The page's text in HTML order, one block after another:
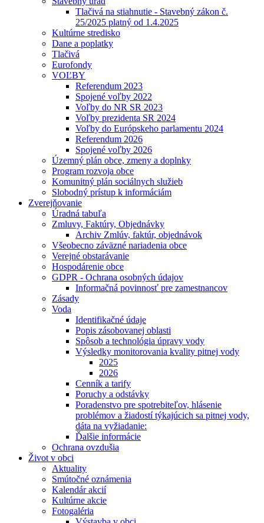
Tlačivá na stiahnutie - Stavebný zákon č.
25/2025 platný od 1.4.2025
Kultúrne stredisko
Dane a poplatky
Tlačivá
Eurofondy
VOĽBY
Referendum 2023
Spojené voľby 2022
Voľby do NR SR 2023
Voľby prezidenta SR 2024
Voľby do Európskeho parlamentu 2024
Referendum 2026
Spojené voľby 2026
Územný plán obce, zmeny a doplnky
Program rozvoja obce
Komunitný plán sociálnych služieb
Slobodný prístup k informáciám
Zverejňovanie
Úradná tabuľa
Zmluvy, Faktúry, Objednávky
Archiv Zmlúv, faktúr, objednávok
Všeobecno záväzné nariadenia obce
Verejné obstarávanie
Hospodárenie obce
GDPR - Ochrana osobných údajov
Informačná povinnosť pre zamestnancov
Zásady
Voda
Identifikačné údaje
Popis zásobovanej oblasti
Spôsob a technológia úpravy vody
Výsledky monitorovania kvality pitnej vody
2025
2026
Cenník a tarify
Poruchy a odstávky
Poradenstvo pre spotrebiteľov, hlásenie
problémov a žiadostí týkajúcich sa pitnej vody,
dáta na vyžiadanie:
Ďalšie informácie
Ochrana ovzdušia
Život v obci
Aktuality
Smútočné oznámenia
Kalendár akcií
Kultúrne akcie
Fotogaléria